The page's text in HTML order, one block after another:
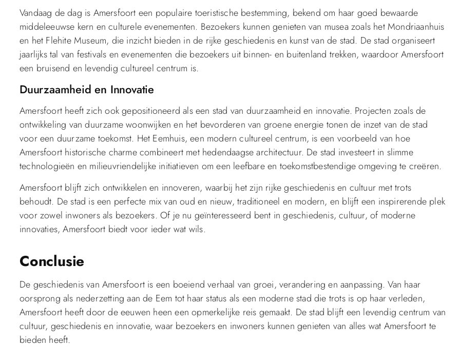
Vandaag de dag is Amersfoort een populaire toeristische bestemming, bekend om haar goed bewaarde
middeleeuwse kern en culturele evenementen. Bezoekers kunnen genieten van musea zoals het Mondriaanhuis
en het Flehite Museum, die inzicht bieden in de rijke geschiedenis en kunst van de stad. De stad organiseert
jaarlijks tal van festivals en evenementen die bezoekers uit binnen- en buitenland trekken, waardoor Amersfoort
een bruisend en levendig cultureel centrum is.
Duurzaamheid en Innovatie
Amersfoort heeft zich ook gepositioneerd als een stad van duurzaamheid en innovatie. Projecten zoals de
ontwikkeling van duurzame woonwijken en het bevorderen van groene energie tonen de inzet van de stad
voor een duurzame toekomst. Het Eemhuis, een modern cultureel centrum, is een voorbeeld van hoe
Amersfoort historische charme combineert met hedendaagse architectuur. De stad investeert in slimme
technologieën en milieuvriendelijke initiatieven om een leefbare en toekomstbestendige omgeving te creëren.
Amersfoort blijft zich ontwikkelen en innoveren, waarbij het zijn rijke geschiedenis en cultuur met trots
behoudt. De stad is een perfecte mix van oud en nieuw, traditioneel en modern, en blijft een inspirerende plek
voor zowel inwoners als bezoekers. Of je nu geïnteresseerd bent in geschiedenis, cultuur, of moderne
innovaties, Amersfoort biedt voor ieder wat wils.
Conclusie
De geschiedenis van Amersfoort is een boeiend verhaal van groei, verandering en aanpassing. Van haar
oorsprong als nederzetting aan de Eem tot haar status als een moderne stad die trots is op haar verleden,
Amersfoort heeft door de eeuwen heen een opmerkelijke reis gemaakt. De stad blijft een levendig centrum van
cultuur, geschiedenis en innovatie, waar bezoekers en inwoners kunnen genieten van alles wat Amersfoort te
bieden heeft.